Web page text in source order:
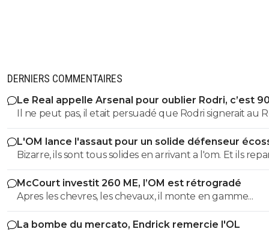
DERNIERS COMMENTAIRES
Le Real appelle Arsenal pour oublier Rodri, c’est
Il ne peut pas, il etait persuadé que Rodri signerait au
L'OM lance l'assaut pour un solide défenseur
Bizarre, ils sont tous solides en arrivant a l'om. Et ils
tous moins d'un an plus tard bradés une main devant,
main derrière.
McCourt investit 260 ME, l’OM est rétrogradé
Apres les chevres, les chevaux, il monte en gamme...
La bombe du mercato, Endrick remercie l'OL